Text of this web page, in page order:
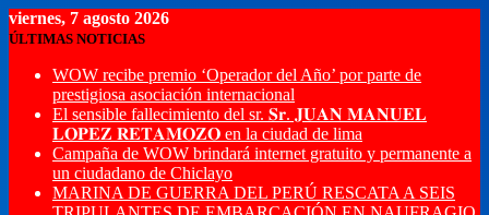
viernes, 7 agosto 2026
ÚLTIMAS NOTICIAS
WOW recibe premio ‘Operador del Año’ por parte de
prestigiosa asociación internacional
El sensible fallecimiento del sr. 𝐒𝐫. 𝐉𝐔𝐀𝐍 𝐌𝐀𝐍𝐔𝐄𝐋
𝐋𝐎𝐏𝐄𝐙 𝐑𝐄𝐓𝐀𝐌𝐎𝐙𝐎 en la ciudad de lima
Campaña de WOW brindará internet gratuito y permanente a
un ciudadano de Chiclayo
MARINA DE GUERRA DEL PERÚ RESCATA A SEIS